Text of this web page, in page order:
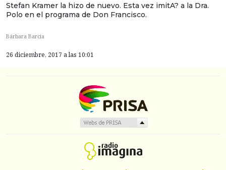
Stefan Kramer la hizo de nuevo. Esta vez imitA? a la Dra.
Polo en el programa de Don Francisco.
Bárbara Barcia
26 diciembre, 2017 a las 10:01